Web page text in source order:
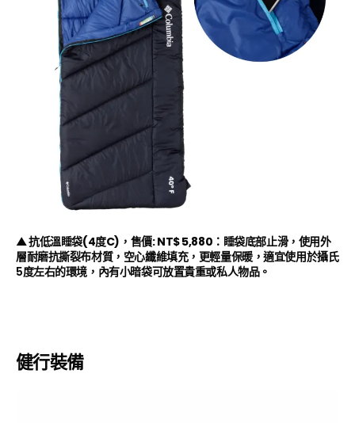
▲抗低溫睡袋(4度C)， 售價: NT$ 5,880： 睡袋底部止滑，使用外
層耐磨抗撕裂布材質，空心纖維填充，更輕量保暖，適宜使用於攝氏
5度左右的環境，內有小暗袋可放置貴重或私人物品。
健行裝備